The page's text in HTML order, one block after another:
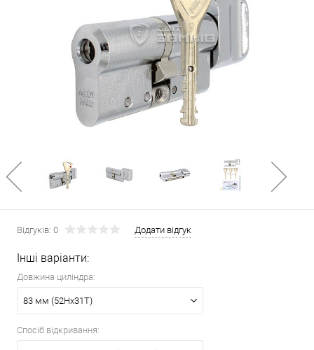
Відгуків: 0 Додати відгук
Інші варіанти:
Довжина циліндра:
83 мм (52Hx31T)
Спосіб відкривання: